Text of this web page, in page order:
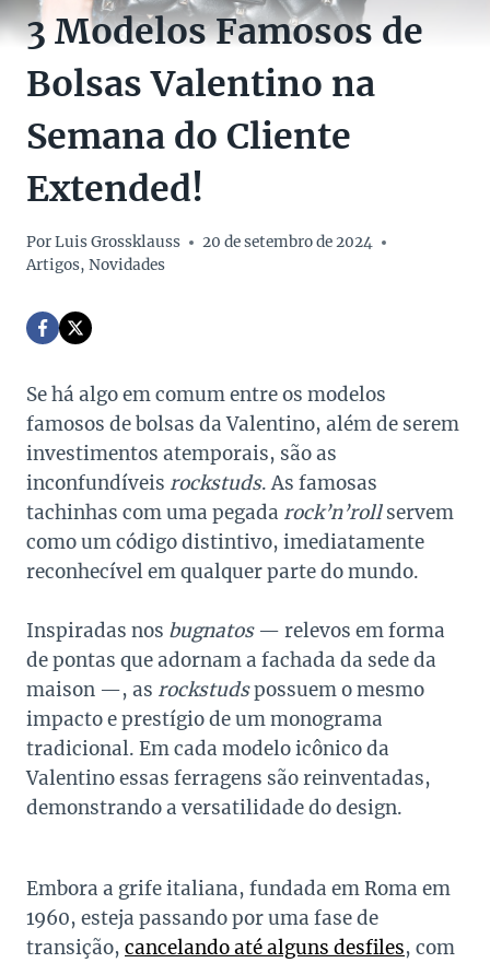
3 Modelos Famosos de
Bolsas Valentino na
Semana do Cliente
Extended!
PorLuis Grossklauss
20 de setembro de 2024
Artigos, Novidades
Se há algo em comum entre os modelos
famosos de bolsas da Valentino, além de serem
investimentos atemporais, são as
inconfundíveis rockstuds. As famosas
tachinhas com uma pegada rock’n’rollservem
como um código distintivo, imediatamente
reconhecível em qualquer parte do mundo.
Inspiradas nos bugnatos— relevos em forma
de pontas que adornam a fachada da sede da
maison —, as rockstudspossuem o mesmo
impacto e prestígio de um monograma
tradicional. Em cada modelo icônico da
Valentino essas ferragens são reinventadas,
demonstrando a versatilidade do design.
Embora a grife italiana, fundada em Roma em
1960, esteja passando por uma fase de
transição, cancelando até alguns desfiles, com